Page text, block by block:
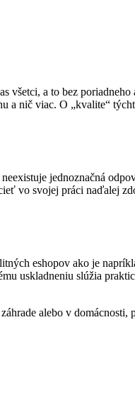
a to bez poriadneho
a nič viac. O „kvalite“
jednoznačná
vo svojej práci naďalej
eshopov ako je
uskladneniu slúžia
alebo v